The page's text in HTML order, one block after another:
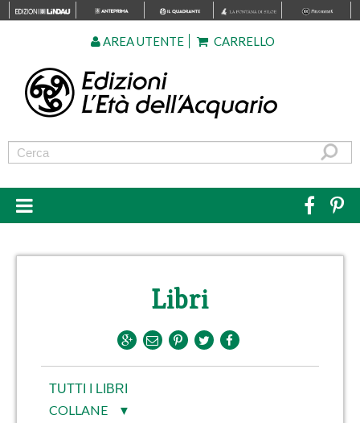
AREA UTENTE CARRELLO
Libri
TUTTI I LIBRI
COLLANE ▼